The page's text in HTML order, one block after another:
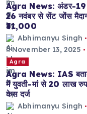
Agra News: अंडर-19
26 नवंबर से सेंट जोंस
₹31,000
Abhimanyu Singh
November 13, 2025
Agra
Agra News: IAS
में युवती-मां से 20 लाख
केस दर्ज
Abhimanyu Singh